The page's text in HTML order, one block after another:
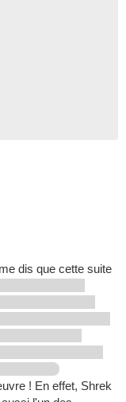
dis que cette suite
! En effet, Shrek